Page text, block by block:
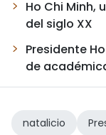
Ho Chi Minh,
del siglo XX
Presidente
de
natalicio